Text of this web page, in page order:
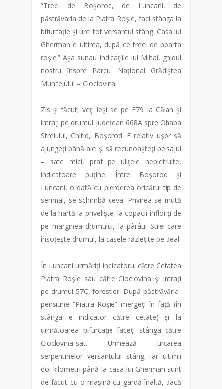
“Treci de Boşorod, de Luncani, de
păstrăvaria de la Piatra Roşie, faci stânga la
bifurcaţie şi urci tot versantul stâng. Casa lui
Gherman e ultima, după ce treci de poarta
roşie.” Aşa sunau indicaţiile lui Mihai, ghidul
nostru înspre Parcul Naţional Grădiştea
Muncelului – Cioclovina.
Zis şi făcut; veţi ieşi de pe E79 la Călan şi
intraţi pe drumul judeţean 668A spre Ohaba
Streiului, Chitid, Boşorod. E relativ uşor să
ajungeţi până aici şi să recunoaşteţi peisajul
– sate mici, praf pe uliţele nepietruite,
indicatoare puţine. Între Boşorod şi
Luncani, o dată cu pierderea oricărui tip de
semnal, se schimbă ceva. Privirea se mută
de la hartă la privelişte, la copacii înfloriţi de
pe marginea drumului, la pârâul Strei care
însoţeşte drumul, la casele răzleţite pe deal.
În Luncani urmăriţi indicatorul către Cetatea
Piatra Roşie sau către Cioclovina şi intraţi
pe drumul 57C, forestier. După păstrăvăria-
pensiune “Piatra Roşie” mergeţi în faţă (în
stânga e indicator către cetate) şi la
următoarea bifurcaţie faceţi stânga către
Cioclovina-sat. Urmează urcarea
serpentinelor versantului stâng, iar ultimii
doi kilometri până la casa lui Gherman sunt
de făcut cu o maşină cu gardă înaltă, dacă